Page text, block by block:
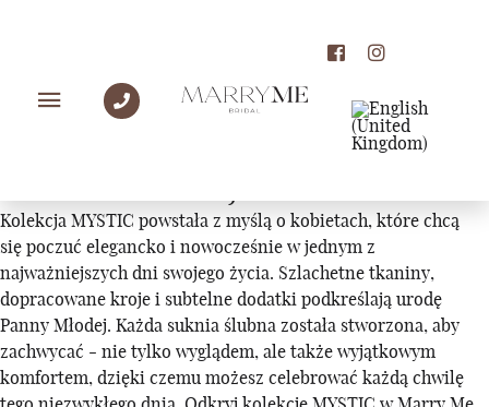
KOLEKCJE
Kolekcja MYSTIC powstała z myślą o kobietach, które chcą
się poczuć elegancko i nowocześnie w jednym z
najważniejszych dni swojego życia. Szlachetne tkaniny,
dopracowane kroje i subtelne dodatki podkreślają urodę
Panny Młodej. Każda suknia ślubna została stworzona, aby
zachwycać - nie tylko wyglądem, ale także wyjątkowym
komfortem, dzięki czemu możesz celebrować każdą chwilę